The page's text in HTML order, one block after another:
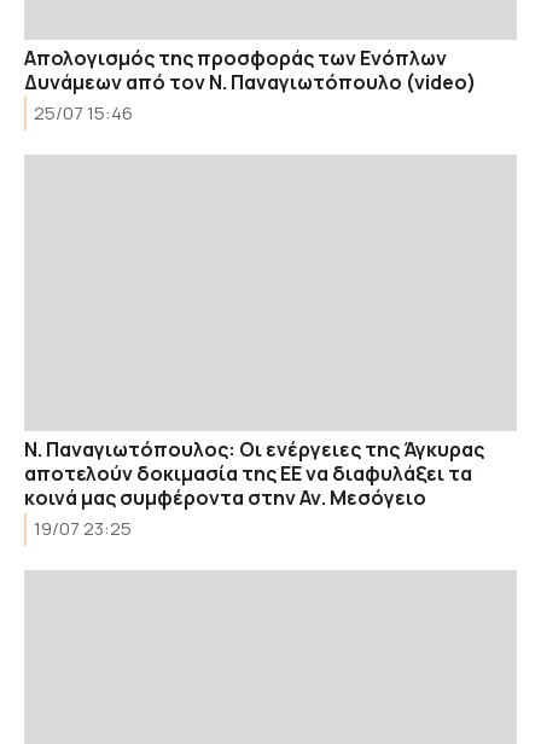
Απολογισμός της προσφοράς των Ενόπλων
Δυνάμεων από τον Ν. Παναγιωτόπουλο (video)
25/07 15:46
Ν. Παναγιωτόπουλος: Oι ενέργειες της Άγκυρας
αποτελούν δοκιμασία της ΕΕ να διαφυλάξει τα
κοινά μας συμφέροντα στην Αν. Μεσόγειο
19/07 23:25